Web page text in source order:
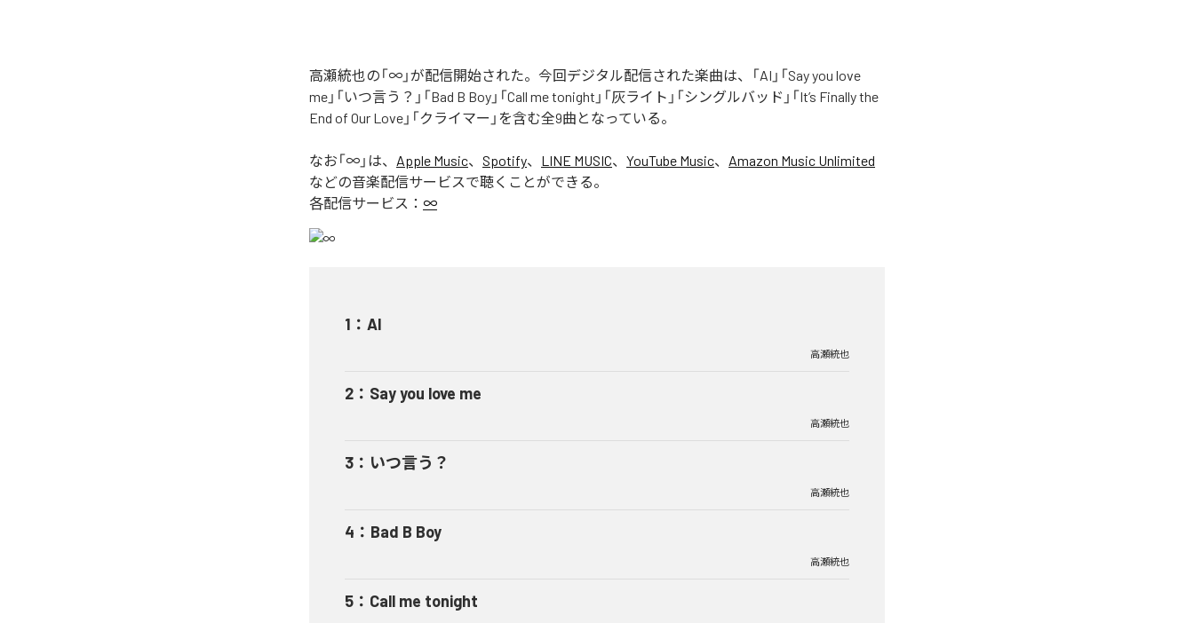
高瀬統也の「∞」が配信開始された。今回デジタル配信された楽曲は、「AI」「Say you love
me」「いつ言う？」「Bad B Boy」「Call me tonight」「灰ライト」「シングルバッド」「It’s Finally the
End of Our Love」「クライマー」を含む全9曲となっている。
なお「∞ 」は、 Apple Music、 Spotify、 LINE MUSIC、 YouTube Music、 Amazon Music Unlimited
などの音楽配信サービスで聴くことができる。
各配信サービス： ∞
1 ： AI
高瀬統也
2 ： Say you love me
高瀬統也
3 ： いつ言う？
高瀬統也
4 ： Bad B Boy
高瀬統也
5 ： Call me tonight